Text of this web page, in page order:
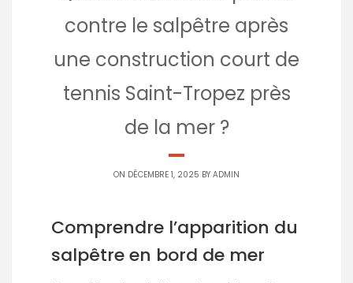
contre le salpêtre après
une construction court de
tennis Saint-Tropez près
de la mer ?
ON DÉCEMBRE 1, 2025 BY ADMIN
Comprendre l’apparition du
salpêtre en bord de mer